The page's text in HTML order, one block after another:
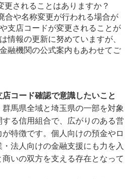
更されることはありますか？
合や名称変更が行われる場合が
支店コードが変更されることが
情報の更新に努めていますが、
融機関の公式案内もあわせてご
コード確認で意識したいこと
馬県全域と埼玉県の一部を対象
る信用組合で、広がりのある営
特徴です。個人向けの預金やロ
法人向けの金融支援にも力を入
いの双方を支える存在となって